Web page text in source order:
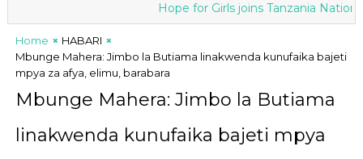
Hope for Girls joins Tanzania National
Home
HABARI
Mbunge Mahera: Jimbo la Butiama linakwenda kunufaika bajeti
mpya za afya, elimu, barabara
Mbunge Mahera: Jimbo la Butiama
linakwenda kunufaika bajeti mpya